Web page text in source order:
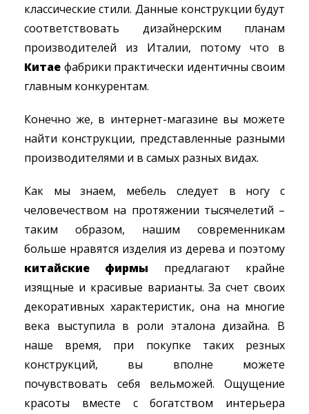
классические стили. Данные конструкции будут
соответствовать дизайнерским планам
производителей из Италии, потому что в
Китае фабрики практически идентичны своим
главным конкурентам.
Конечно же, в интернет-магазине вы можете
найти конструкции, представленные разными
производителями и в самых разных видах.
Как мы знаем, мебель следует в ногу с
человечеством на протяжении тысячелетий –
таким образом, нашим современникам
больше нравятся изделия из дерева и поэтому
китайские фирмы предлагают крайне
изящные и красивые варианты. За счет своих
декоративных характеристик, она на многие
века выступила в роли эталона дизайна. В
наше время, при покупке таких резных
конструкций, вы вполне можете
почувствовать себя вельможей. Ощущение
красоты вместе с богатством интерьера